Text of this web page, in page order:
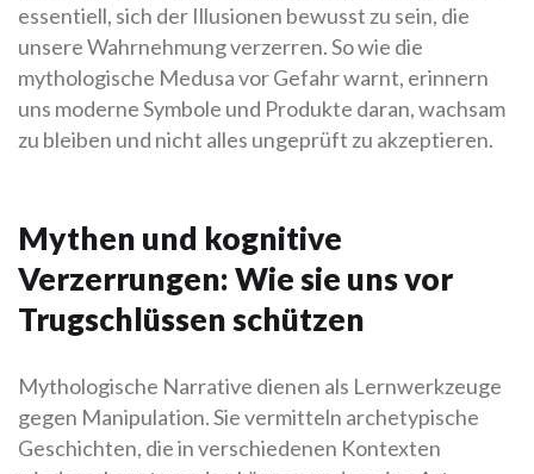
essentiell, sich der Illusionen bewusst zu sein, die
unsere Wahrnehmung verzerren. So wie die
mythologische Medusa vor Gefahr warnt, erinnern
uns moderne Symbole und Produkte daran, wachsam
zu bleiben und nicht alles ungeprüft zu akzeptieren.
Mythen und kognitive
Verzerrungen: Wie sie uns vor
Trugschlüssen schützen
Mythologische Narrative dienen als Lernwerkzeuge
gegen Manipulation. Sie vermitteln archetypische
Geschichten, die in verschiedenen Kontexten